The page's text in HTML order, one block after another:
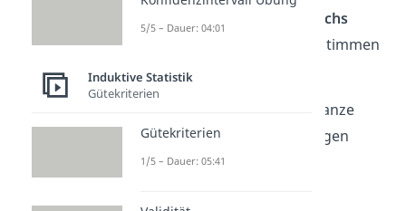
Cronbachs
Alpha interpretieren
und bestimmen
kannst.
kannst du dir das Ganze
visuell anschaulich näherbringen
lassen!
5/5 – Dauer: 04:01
Induktive Statistik
Gütekriterien
Gütekriterien
1/5 – Dauer: 05:41